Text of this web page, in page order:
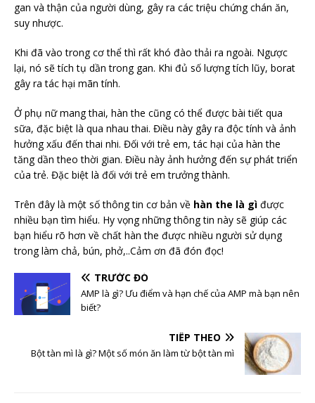
gan và thận của người dùng, gây ra các triệu chứng chán ăn,
suy nhược.
Khi đã vào trong cơ thể thì rất khó đào thải ra ngoài. Ngược
lại, nó sẽ tích tụ dần trong gan. Khi đủ số lượng tích lũy, borat
gây ra tác hại mãn tính.
Ở phụ nữ mang thai, hàn the cũng có thể được bài tiết qua
sữa, đặc biệt là qua nhau thai. Điều này gây ra độc tính và ảnh
hưởng xấu đến thai nhi. Đối với trẻ em, tác hại của hàn the
tăng dần theo thời gian. Điều này ảnh hưởng đến sự phát triển
của trẻ. Đặc biệt là đối với trẻ em trưởng thành.
Trên đây là một số thông tin cơ bản về hàn the là gì được
nhiều bạn tìm hiểu. Hy vọng những thông tin này sẽ giúp các
bạn hiểu rõ hơn về chất hàn the được nhiều người sử dụng
trong làm chả, bún, phở,..Cảm ơn đã đón đọc!
TRƯỚC ĐÓ
AMP là gì? Ưu điểm và hạn chế của AMP mà bạn nên
biết?
TIẾP THEO
Bột tàn mì là gì? Một số món ăn làm từ bột tàn mì